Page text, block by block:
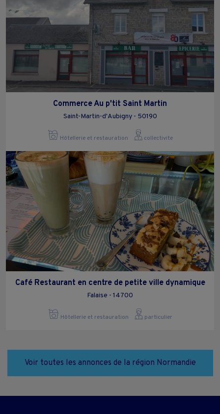
Commerce Au p'tit Saint Martin
Saint-Martin-d'Aubigny - 50190
Hôtellerie et restauration collectivite
Café Restaurant en centre de petite ville dynamique
Falaise - 14700
Hôtellerie et restauration particulier
Voir toutes les annonces de la région Normandie